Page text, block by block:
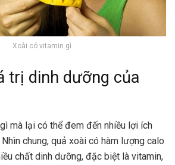
Xoài có vitamin gì
trị dinh dưỡng của
mà lại có thể đem đến nhiều lợi ích
chung, quả xoài có hàm lượng calo
chất dinh dưỡng, đặc biệt là vitamin,